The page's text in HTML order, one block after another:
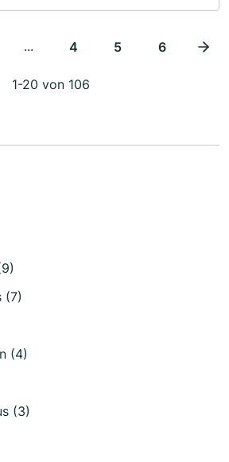
... 4 5 6
1-20 von 106
(7)
(4)
(3)